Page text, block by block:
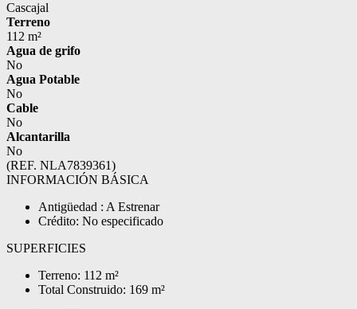
Cascajal
Terreno
112 m²
Agua de grifo
No
Agua Potable
No
Cable
No
Alcantarilla
No
(REF. NLA7839361)
INFORMACIÓN BÁSICA
Antigüedad : A Estrenar
Crédito: No especificado
SUPERFICIES
Terreno: 112 m²
Total Construido: 169 m²